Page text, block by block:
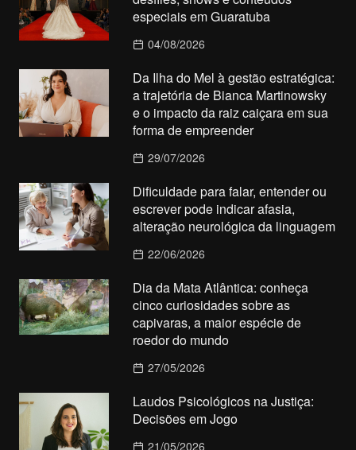
especiais em Guaratuba
04/08/2026
Da Ilha do Mel à gestão estratégica:
a trajetória de Bianca Martinowsky
e o impacto da raiz caiçara em sua
forma de empreender
29/07/2026
Dificuldade para falar, entender ou
escrever pode indicar afasia,
alteração neurológica da linguagem
22/06/2026
Dia da Mata Atlântica: conheça
cinco curiosidades sobre as
capivaras, a maior espécie de
roedor do mundo
27/05/2026
Laudos Psicológicos na Justiça:
Decisões em Jogo
21/05/2026